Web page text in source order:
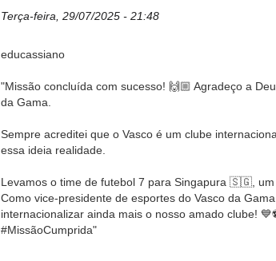
Terça-feira, 29/07/2025 - 21:48
educassiano
"Missão concluída com sucesso! 🙌🏼 Agradeço a
da Gama.
Sempre acreditei que o Vasco é um clube
essa ideia realidade.
Levamos o time de futebol 7 para Singapura 🇸🇬,
Como vice-presidente de esportes do Vasco da
internacionalizar ainda mais o nosso amado clube!
#MissãoCumprida"